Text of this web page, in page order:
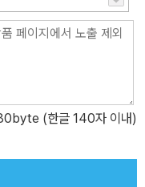
(한글 140자 이내)